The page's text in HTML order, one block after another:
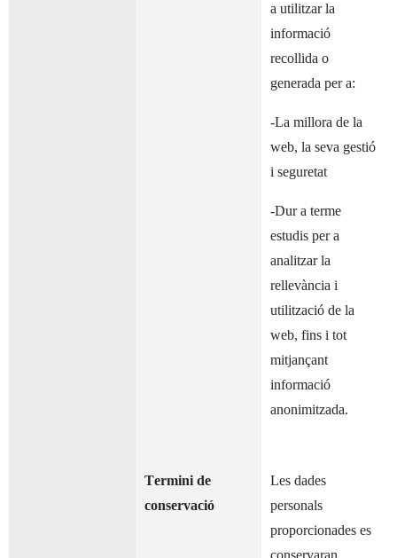
a utilitzar la
informació
recollida o
generada per a:
-La millora de la
web, la seva gestió
i seguretat
-Dur a terme
estudis per a
analitzar la
rellevància i
utilització de la
web, fins i tot
mitjançant
informació
anonimitzada.
Termini de
conservació
Les dades
personals
proporcionades es